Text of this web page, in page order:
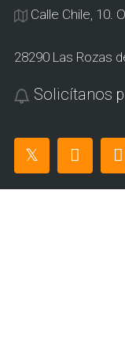
Calle Chile, 10.
28290 Las Rozas
Solicítanos